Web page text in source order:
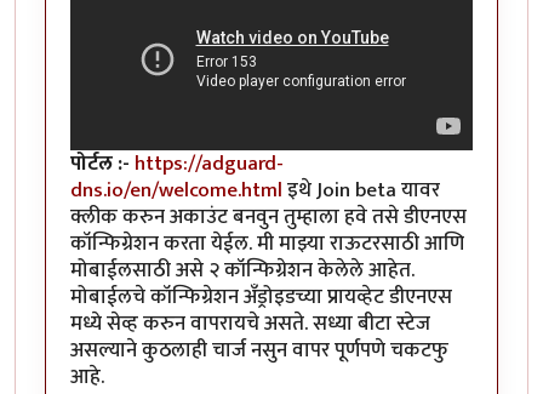
पोर्टल :- https://adguard-
dns.io/en/welcome.htmlइथे Join beta यावर
क्लीक करुन अकाउंट बनवुन तुम्हाला हवे तसे डीएनएस
कॉन्फिग्रेशन करता येईल. मी माझ्या राऊटरसाठी आणि
मोबाईलसाठी असे २ कॉन्फिग्रेशन केलेले आहेत.
मोबाईलचे कॉन्फिग्रेशन अँड्रोइडच्या प्रायव्हेट डीएनएस
मध्ये सेव्ह करुन वापरायचे असते. सध्या बीटा स्टेज
असल्याने कुठलाही चार्ज नसुन वापर पूर्णपणे चकटफु
आहे.